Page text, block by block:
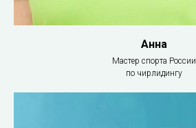
Анна
Мастер спорта России
по чирлидингу